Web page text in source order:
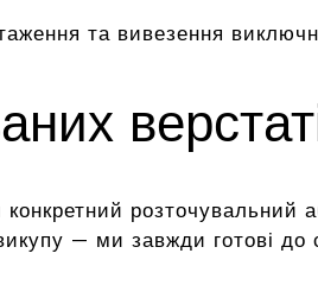
та вивезення
розточувальний
— ми завжди готові до